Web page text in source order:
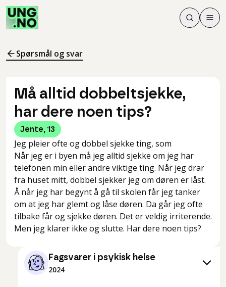
Søk
Søk
Meny
Spørsmål og svar
Må alltid dobbeltsjekke,
har dere noen tips?
Jente, 13
Jeg pleier ofte og dobbel sjekke ting, som
Når jeg er i byen må jeg alltid sjekke om jeg har
telefonen min eller andre viktige ting. Når jeg drar
fra huset mitt, dobbel sjekker jeg om døren er låst.
Å når jeg har begynt å gå til skolen får jeg tanker
om at jeg har glemt og låse døren. Da går jeg ofte
tilbake får og sjekke døren. Det er veldig irriterende.
Men jeg klarer ikke og slutte. Har dere noen tips?
Fagsvarer i psykisk helse
2024